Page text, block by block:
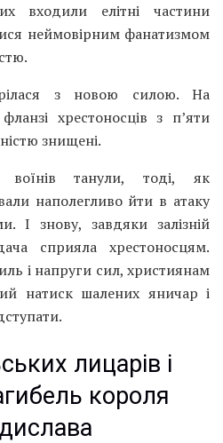
входили елітні частини
неймовірним фанатизмом
з новою силою. На
хрестоносців з п’яти
знищені.
воїнів танули, тоді, як
наполегливо йти в атаку
І знову, завдяки залізній
сприяла хрестоносцям.
і напруги сил, християнам
натиск шалених яничар і
лицарів і
короля